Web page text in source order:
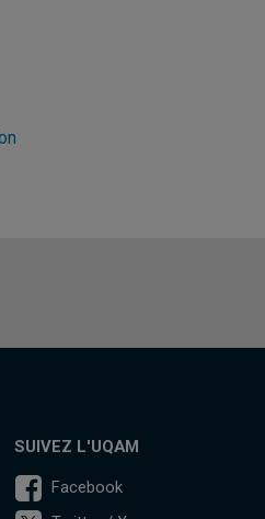
SUIVEZ L'UQAM
Facebook